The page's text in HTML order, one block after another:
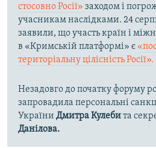
стосовно Росії» заходом і
учасникам наслідками. 24
заявили, що участь країн і
в «Кримській платформі» є
територіальну цілісність Росії».
Незадовго до початку форуму
запровадила персональні
України Дмитра Кулебита
Данілова.